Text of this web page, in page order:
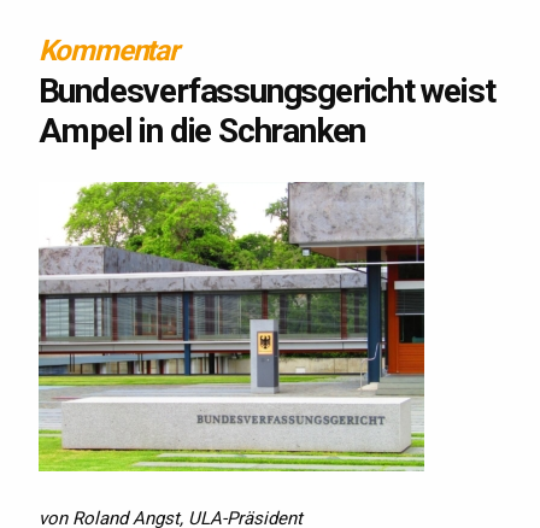
Kommentar
Bundesverfassungsgericht weist
Ampel in die Schranken
von Roland Angst, ULA-Präsident